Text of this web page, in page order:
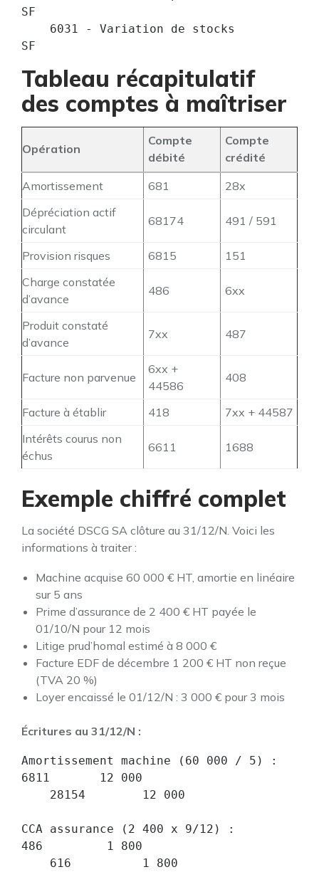
SF
SF
Tableau récapitulatif
des comptes à maîtriser
Opération
Compte
débité
Compte
crédité
Amortissement
681
28x
Dépréciation actif
circulant
68174 491 / 591
Provision risques 6815
151
Charge constatée
d’avance
486 6xx
Produit constaté
d’avance
7xx 487
Facture non parvenue
6xx +
44586
408
Facture à établir 418
7xx + 44587
Intérêts courus non
échus
6611 1688
Exemple chiffré complet
La société DSCG SA clôture au 31/12/N. Voici les
informations à traiter :
Machine acquise 60 000 € HT, amortie en linéaire
sur 5 ans
Prime d’assurance de 2 400 € HT payée le
01/10/N pour 12 mois
Litige prud’homal estimé à 8 000 €
Facture EDF de décembre 1 200 € HT non reçue
(TVA 20 %)
Loyer encaissé le 01/12/N : 3 000 € pour 3 mois
Écritures au 31/12/N :
Amortissement machine (60 000 / 5) :
6811       12 000
CCA assurance (2 400 x 9/12) :
486         1 800